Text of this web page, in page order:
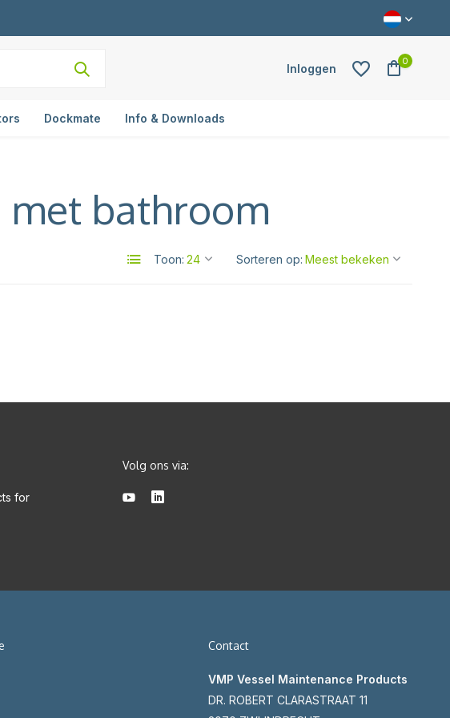
Inloggen
0
Dockmate Info & Downloads
met bathroom
Toon: Sorteren op:
for
Volg ons via:
Contact
VMP Vessel Maintenance Products
DR. ROBERT CLARASTRAAT 11